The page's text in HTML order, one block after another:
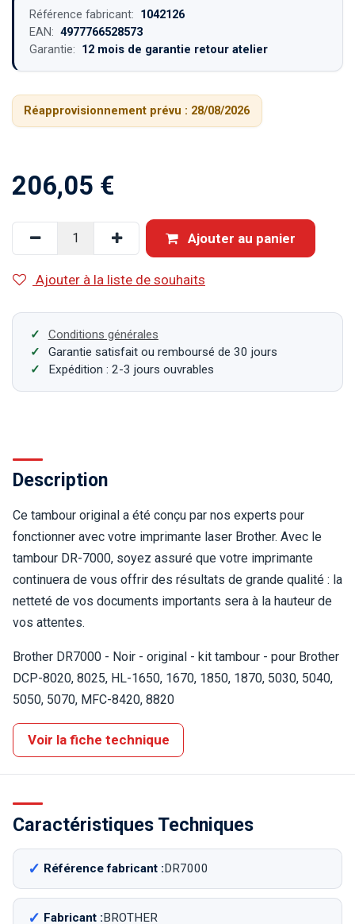
Référence fabricant: 1042126
EAN: 4977766528573
Garantie: 12 mois de garantie retour atelier
Réapprovisionnement prévu : 28/08/2026
206,05 €
Ajouter au panier
Ajouter à la liste de souhaits
Conditions générales
Garantie satisfait ou remboursé de 30 jours
Expédition : 2-3 jours ouvrables
Description
Ce tambour original a été conçu par nos experts pour
fonctionner avec votre imprimante laser Brother. Avec le
tambour DR-7000, soyez assuré que votre imprimante
continuera de vous offrir des résultats de grande qualité : la
netteté de vos documents importants sera à la hauteur de
vos attentes.
Brother DR7000 - Noir - original - kit tambour - pour Brother
DCP-8020, 8025, HL-1650, 1670, 1850, 1870, 5030, 5040,
5050, 5070, MFC-8420, 8820
Voir la fiche technique
Caractéristiques Techniques
Référence fabricant :DR7000
Fabricant : BROTHER